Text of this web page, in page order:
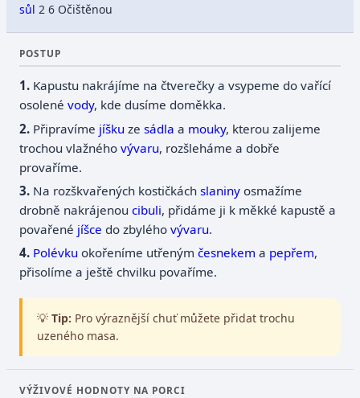
sůl 2 6 Očištěnou
POSTUP
Kapustu nakrájíme na čtverečky a vsypeme do vařící
osolenévody, kde dusíme doměkka.
Připravíme jíšku zesádla a mouky, kterou zalijeme
trochou vlažnéhovývaru, rozšleháme a dobře
provaříme.
Na rozškvařených kostičkáchslaniny osmažíme
drobně nakrájenoucibuli, přidáme ji k měkké kapustě a
povařené jíšce do zbyléhovývaru.
Polévku okořeníme utřenýmčesnekem a pepřem,
přisolíme a ještě chvilku povaříme.
💡 Tip: Pro výraznější chuť můžete přidat trochu
uzeného masa.
VÝŽIVOVÉ HODNOTY NA PORCI